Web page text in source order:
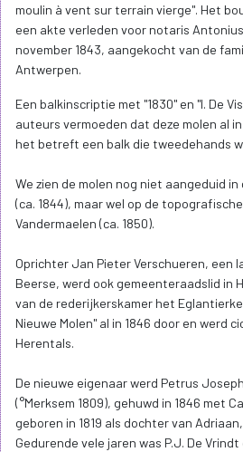
moulin à vent sur terrain vierge". Het
een akte verleden voor notaris
november 1843, aangekocht van de
Antwerpen.
Een balkinscriptie met "1830" en "I. De
auteurs vermoeden dat deze molen al
het betreft een balk die tweedehands
We zien de molen nog niet aangeduid
(ca. 1844), maar wel op de
Vandermaelen (ca. 1850).
Oprichter Jan Pieter Verschueren, een
Beerse, werd ook gemeenteraadslid in
van de rederijkerskamer het
Nieuwe Molen" al in 1846 door en werd
Herentals.
De nieuwe eigenaar werd Petrus
(°Merksem 1809), gehuwd in 1846 met
geboren in 1819 als dochter van
Gedurende vele jaren was P.J. De